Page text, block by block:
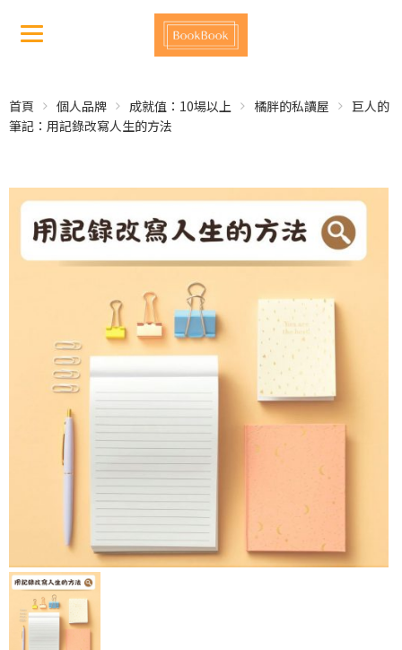
首頁 個人品牌 成就值：10場以上 橘胖的私讀屋
巨人的
筆記：用記錄改寫人生的方法